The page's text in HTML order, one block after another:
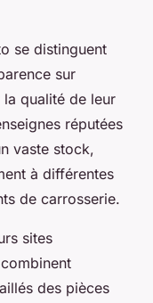
se distinguent
sur
la qualité de leur
réputées
vaste stock,
à différentes
de carrosserie.
sites
des pièces